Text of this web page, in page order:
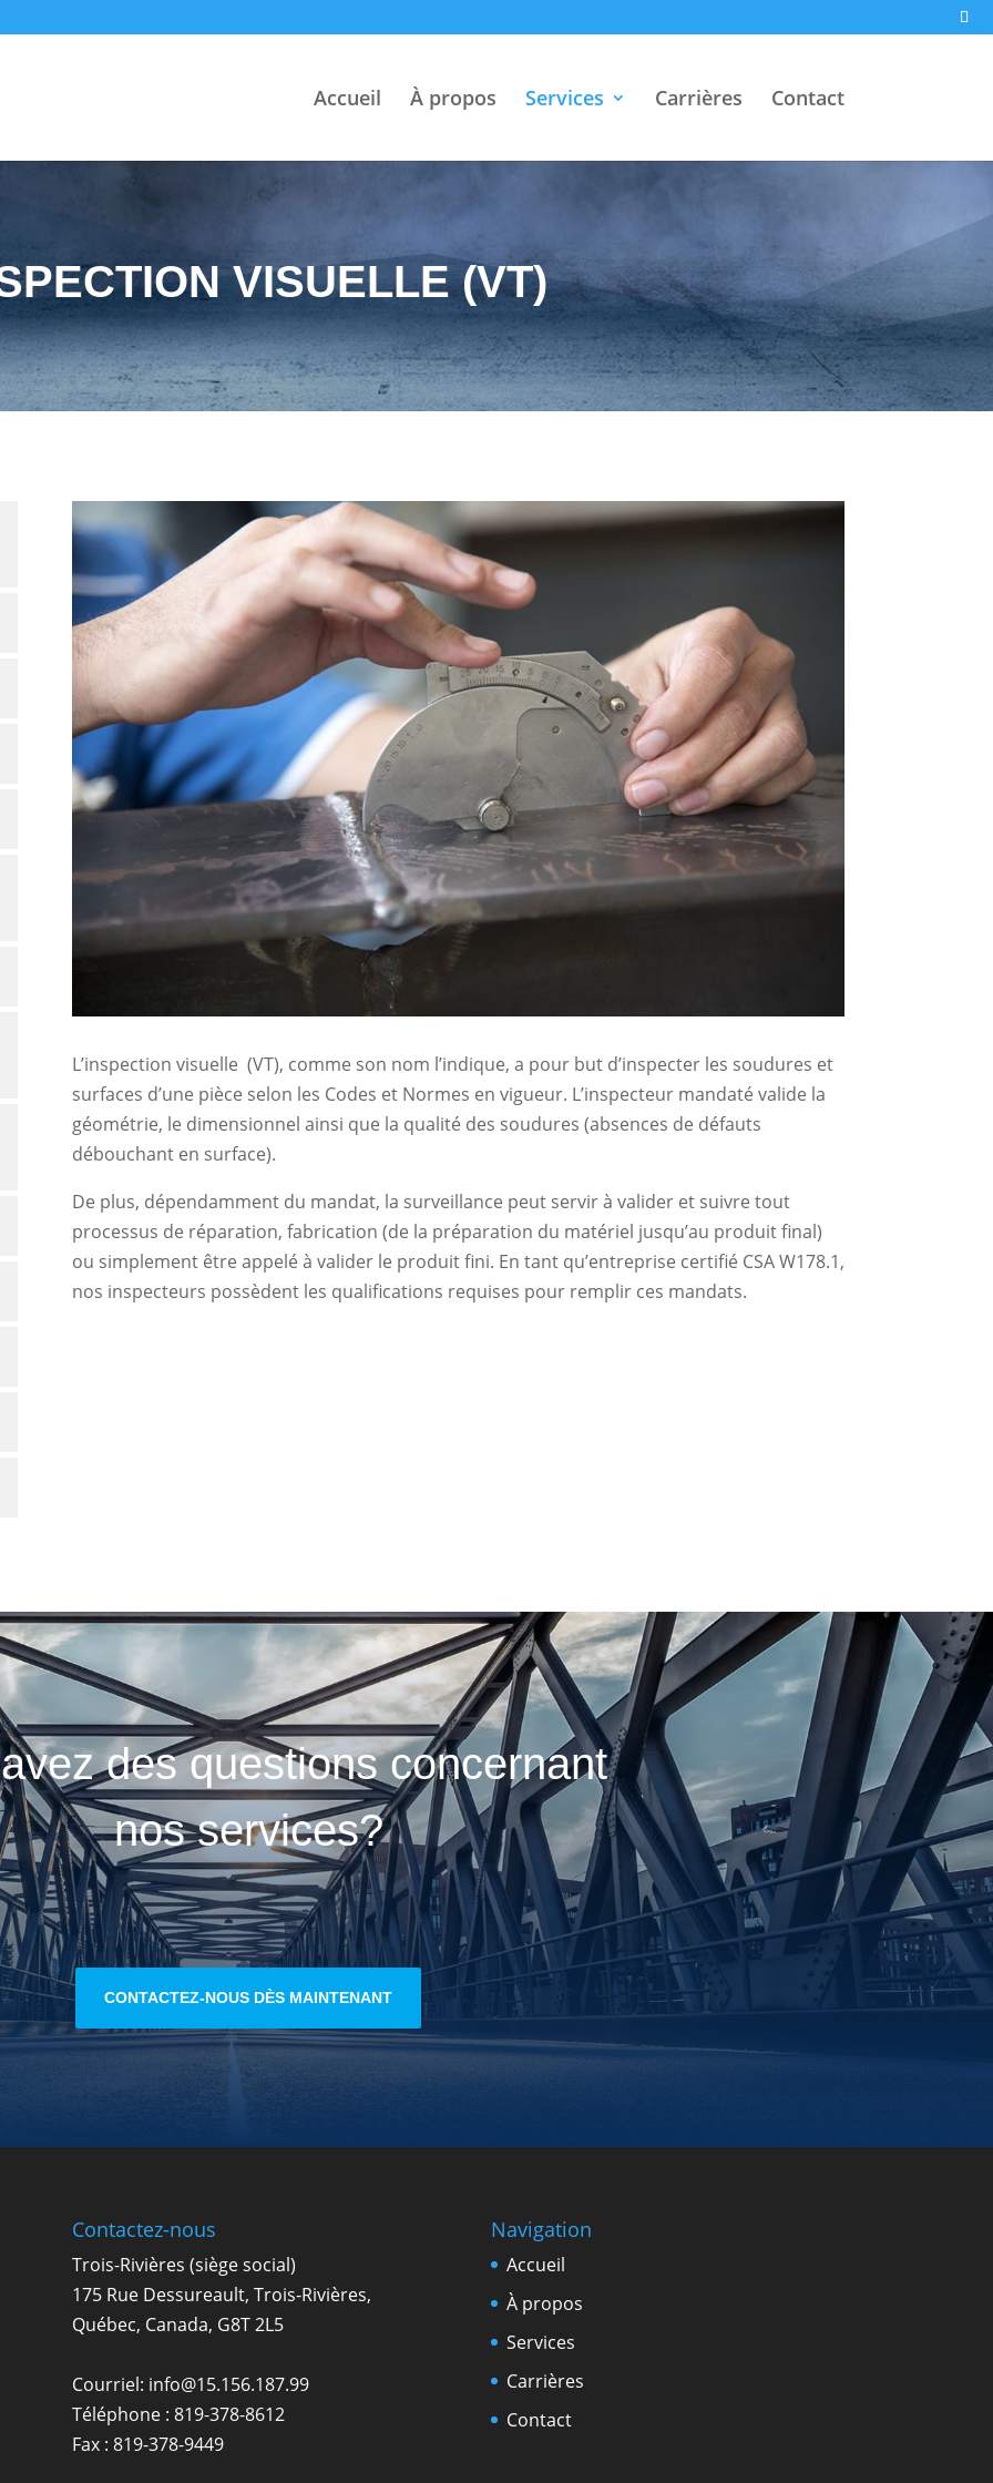
Accueil À propos Services Carrières Contact
VISUELLE (VT)
L’inspection visuelle (VT), comme son nom l’indique, a pour but d’inspecter les soudures et
surfaces d’une pièce selon les Codes et Normes en vigueur. L’inspecteur mandaté valide la
géométrie, le dimensionnel ainsi que la qualité des soudures (absences de défauts
débouchant en surface).
De plus, dépendamment du mandat, la surveillance peut servir à valider et suivre tout
processus de réparation, fabrication (de la préparation du matériel jusqu’au produit final)
ou simplement être appelé à valider le produit fini. En tant qu’entreprise certifié CSA W178.1,
nos inspecteurs possèdent les qualifications requises pour remplir ces mandats.
des questions concernant
nos services?
CONTACTEZ-NOUS DÈS MAINTENANT
Contactez-nous
Trois-Rivières (siège social)
175 Rue Dessureault, Trois-Rivières,
Québec, Canada, G8T 2L5
Courriel: info@15.156.187.99
Téléphone : 819-378-8612
Fax : 819-378-9449
Navigation
Accueil
À propos
Services
Carrières
Contact